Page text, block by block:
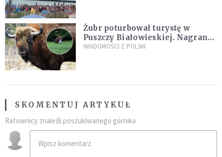
Żubr poturbował turystę w
Puszczy Białowieskiej. Nagranie
daje do myślenia
WIADOMOŚCI Z POLSKI
SKOMENTUJ ARTYKUŁ
Ratownicy znaleźli poszukiwanego górnika